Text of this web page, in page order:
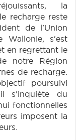
la
recharge reste
de l'Union
Wallonie, s'est
en regrettant le
notre Région
de recharge.
poursuivi
s'inquiète du
fonctionnelles
imposent la